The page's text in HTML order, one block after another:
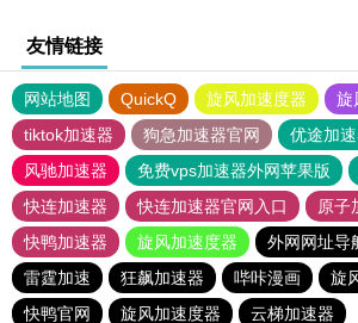
友情链接
网站地图 QuickQ 旋风加速度器
旋
tiktok加速器
狗急加速器官网
优途加
风驰加速器
免费vps加速器外网苹果版
快连加速器
快连加速器官网入口
原子
快鸭加速器
旋风加速度器 外网网址导
雷霆加速
狂飙加速器 哔咔漫画
旋
快鸭官网
旋风加速度器 云梯加速器